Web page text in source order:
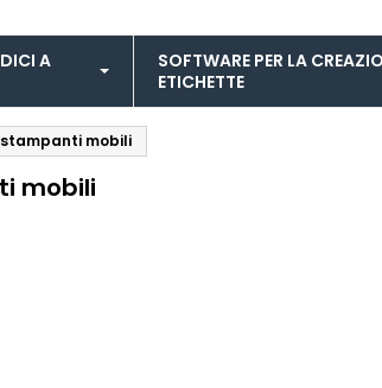
A
SOFTWARE PER LA
ETICHETTE
mobili
mobili